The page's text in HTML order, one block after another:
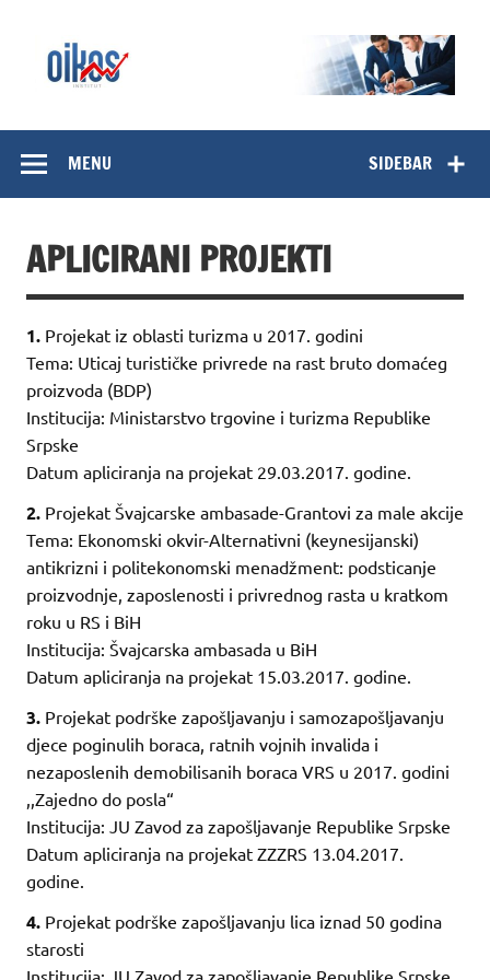
OIKOS Institut
SIDEBAR
MENU
APLICIRANI PROJEKTI
1. Projekat iz oblasti turizma u 2017. godini
Tema: Uticaj turističke privrede na rast bruto domaćeg
proizvoda (BDP)
Institucija: Ministarstvo trgovine i turizma Republike
Srpske
Datum apliciranja na projekat 29.03.2017. godine.
2. Projekat Švajcarske ambasade-Grantovi za male akcije
Tema: Ekonomski okvir-Alternativni (keynesijanski)
antikrizni i politekonomski menadžment: podsticanje
proizvodnje, zaposlenosti i privrednog rasta u kratkom
roku u RS i BiH
Institucija: Švajcarska ambasada u BiH
Datum apliciranja na projekat 15.03.2017. godine.
3. Projekat podrške zapošljavanju i samozapošljavanju
djece poginulih boraca, ratnih vojnih invalida i
nezaposlenih demobilisanih boraca VRS u 2017. godini
,,Zajedno do posla“
Institucija: JU Zavod za zapošljavanje Republike Srpske
Datum apliciranja na projekat ZZZRS 13.04.2017.
godine.
4. Projekat podrške zapošljavanju lica iznad 50 godina
starosti
Institucija: JU Zavod za zapošljavanje Republike Srpske